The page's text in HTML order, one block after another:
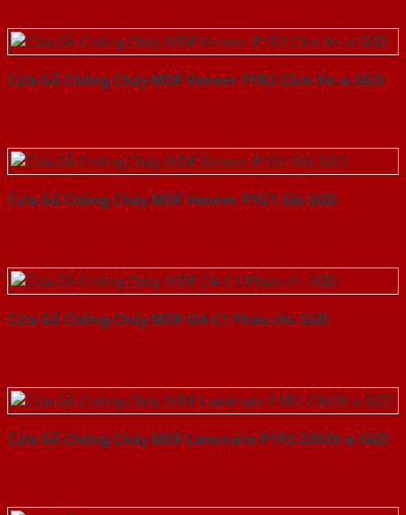
Cửa Gỗ Chống Cháy MDF Veneer P1R2 Căm Xe-a-SGD
Cửa Gỗ Chống Cháy MDF Veneer P1G1 Sồi-SGD
Cửa Gỗ Chống Cháy MDF O4-C1 Phào chi-SGD
Cửa Gỗ Chống Cháy MDF Laminate P1R2 23029-a-SGD